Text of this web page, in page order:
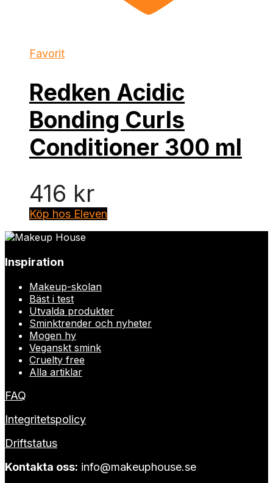
Favorit
Redken Acidic
Bonding Curls
Conditioner 300 ml
416 kr
Köp hos Eleven
Inspiration
Makeup-skolan
Bäst i test
Utvalda produkter
Sminktrender och nyheter
Mogen hy
Veganskt smink
Cruelty free
Alla artiklar
FAQ
Integritetspolicy
Driftstatus
Kontakta oss: info@makeuphouse.se